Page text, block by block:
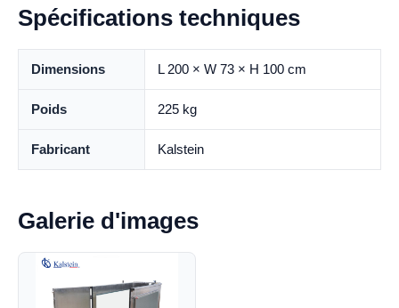
Spécifications techniques
Dimensions L 200 × W 73 × H 100 cm
Poids 225 kg
Fabricant Kalstein
Galerie d'images